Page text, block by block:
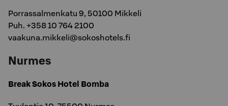
Porrassalmenkatu 9, 50100 Mikkeli
Puh. +358 10 764 2100
vaakuna.mikkeli@sokoshotels.fi
Nurmes
Break Sokos Hotel Bomba